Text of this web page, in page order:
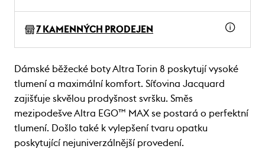
7 KAMENNÝCH PRODEJEN
Dámské běžecké boty Altra Torin 8 poskytují vysoké
tlumení a maximální komfort. Síťovina Jacquard
zajišťuje skvělou prodyšnost svršku. Směs
mezipodešve Altra EGO™ MAX se postará o perfektní
tlumení. Došlo také k vylepšení tvaru opatku
poskytující nejuniverzálnější provedení.